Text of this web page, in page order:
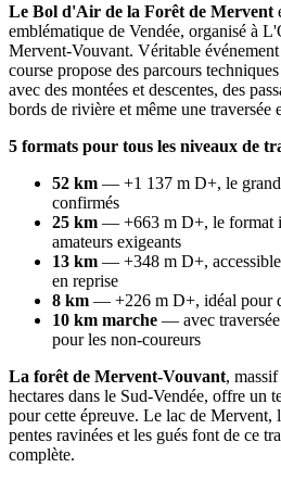
Le Bol d'Air de la Forêt de Mervent
emblématique de Vendée, organisé à
Mervent-Vouvant. Véritable
course propose des parcours
avec des montées et descentes, des
bords de rivière et même une traversée
5 formats pour tous les niveaux de
52 km — +1 137 m D+, le
confirmés
25 km — +663 m D+, le format
amateurs exigeants
13 km — +348 m D+,
en reprise
8 km — +226 m D+, idéal pour
10 km marche — avec
pour les non-coureurs
La forêt de Mervent-Vouvant,
hectares dans le Sud-Vendée, offre un
pour cette épreuve. Le lac de Mervent,
pentes ravinées et les gués font de ce
complète.